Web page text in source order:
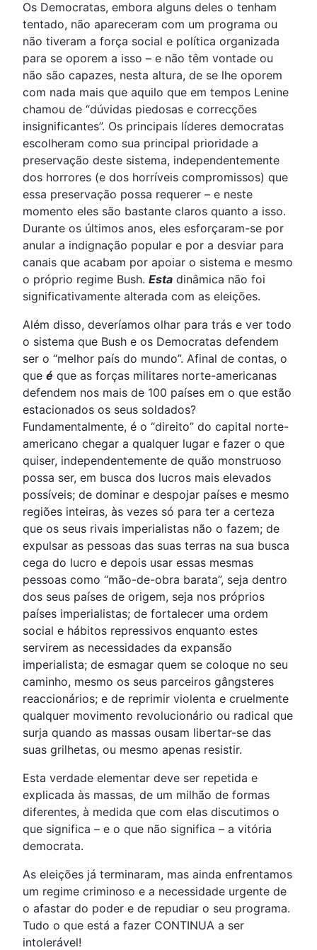
Os Democratas, embora alguns deles o tenham
tentado, não apareceram com um programa ou
não tiveram a força social e política organizada
para se oporem a isso – e não têm vontade ou
não são capazes, nesta altura, de se lhe oporem
com nada mais que aquilo que em tempos Lenine
chamou de “dúvidas piedosas e correcções
insignificantes”. Os principais líderes democratas
escolheram como sua principal prioridade a
preservação deste sistema, independentemente
dos horrores (e dos horríveis compromissos) que
essa preservação possa requerer – e neste
momento eles são bastante claros quanto a isso.
Durante os últimos anos, eles esforçaram-se por
anular a indignação popular e por a desviar para
canais que acabam por apoiar o sistema e mesmo
o próprio regime Bush. Esta dinâmica não foi
significativamente alterada com as eleições.
Além disso, deveríamos olhar para trás e ver todo
o sistema que Bush e os Democratas defendem
ser o “melhor país do mundo”. Afinal de contas, o
que é que as forças militares norte-americanas
defendem nos mais de 100 países em o que estão
estacionados os seus soldados?
Fundamentalmente, é o “direito” do capital norte-
americano chegar a qualquer lugar e fazer o que
quiser, independentemente de quão monstruoso
possa ser, em busca dos lucros mais elevados
possíveis; de dominar e despojar países e mesmo
regiões inteiras, às vezes só para ter a certeza
que os seus rivais imperialistas não o fazem; de
expulsar as pessoas das suas terras na sua busca
cega do lucro e depois usar essas mesmas
pessoas como “mão-de-obra barata”, seja dentro
dos seus países de origem, seja nos próprios
países imperialistas; de fortalecer uma ordem
social e hábitos repressivos enquanto estes
servirem as necessidades da expansão
imperialista; de esmagar quem se coloque no seu
caminho, mesmo os seus parceiros gângsteres
reaccionários; e de reprimir violenta e cruelmente
qualquer movimento revolucionário ou radical que
surja quando as massas ousam libertar-se das
suas grilhetas, ou mesmo apenas resistir.
Esta verdade elementar deve ser repetida e
explicada às massas, de um milhão de formas
diferentes, à medida que com elas discutimos o
que significa – e o que não significa – a vitória
democrata.
As eleições já terminaram, mas ainda enfrentamos
um regime criminoso e a necessidade urgente de
o afastar do poder e de repudiar o seu programa.
Tudo o que está a fazer CONTINUA a ser
intolerável!